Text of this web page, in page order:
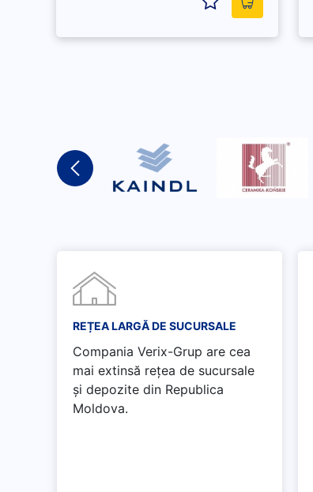
REȚEA LARGĂ DE SUCURSALE
Compania Verix-Grup are cea
mai extinsă rețea de sucursale
și depozite din Republica
Moldova.